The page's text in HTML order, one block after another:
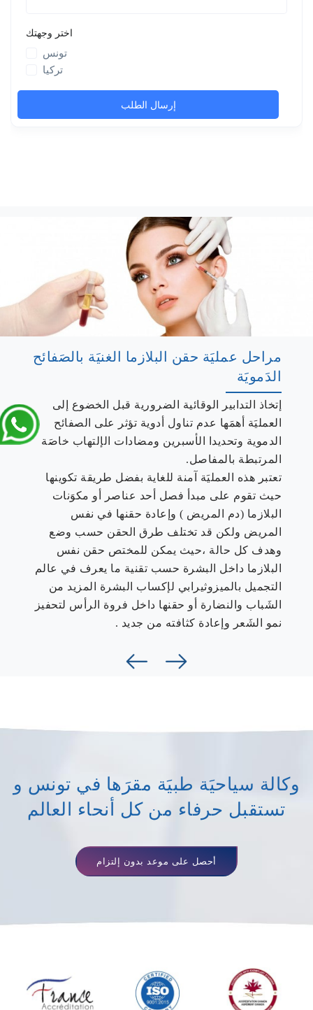
مراحل عمليَة حقن البلازما الغنيَة بالصَفائح
الدَمويَة
إتخاذ التدابير الوقائية الضرورية قبل الخضوع إلى
العمليَة أهمَها عدم تناول أدوية تؤثر على الصفائح
الدموية وتحديدا الأسبرين ومضادات الإلتهاب خاصَة
المرتبطة بالمفاصل.
تعتبر هذه العمليَة آمنة للغاية بفضل طريقة تكوينها
حيث تقوم على مبدأ فصل أحد عناصر أو مكوَنات
البلازما (دم المريض ) وإعادة حقنها في نفس
المريض ولكن قد تختلف طرق الحقن حسب وضع
وهدف كل حالة ،حيث يمكن للمختص حقن نفس
البلازما داخل البشرة حسب تقنية ما يعرف في عالم
التجميل بالميزوثيرابي لإكساب البشرة المزيد من
الشَباب والنضارة أو حقنها داخل فروة الرأس لتحفيز
نمو الشَعر وإعادة كثافته من جديد .
وكالة سياحيَة طبيَة مقرَها في تونس و
تستقبل حرفاء من كل أنحاء العالم
أحصل على موعد بدون إلتزام